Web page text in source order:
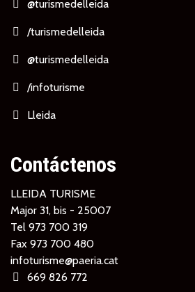
@turismedelleida
/turismedelleida
@turismedelleida
/infoturisme
Lleida
Contáctenos
LLEIDA TURISME
Major 31, bis - 25007
Tel 973 700 319
Fax 973 700 480
infoturisme@paeria.cat
669 826 772